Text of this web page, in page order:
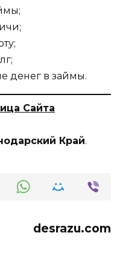
денег в займы.
Сайта
Край.
desrazu.com